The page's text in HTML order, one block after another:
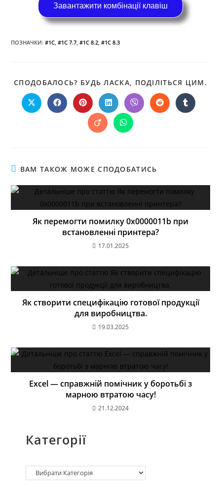
Завантажити комбінації клавіш
ПОЗНАЧКИ:#1C #1С 7.7 #1С 8.2 #1С 8.3
СПОДОБАЛОСЬ? БУДЬ ЛАСКА, ПОДІЛІТЬСЯ ЦИМ.
ВАМ ТАКОЖ МОЖЕ СПОДОБАТИСЬ
Як перемогти помилку 0x0000011b при
встановленні принтера?
17.01.2025
Як створити специфікацію готової продукції
для виробництва.
19.03.2025
Excel — справжній помічник у боротьбі з
марною втратою часу!
21.12.2024
Категорії